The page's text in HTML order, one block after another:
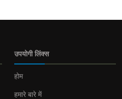
उपयोगी लिंक्स
होम
हमारे बारे में